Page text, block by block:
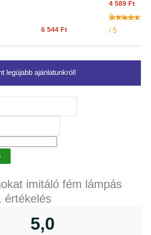
6 544 Ft
4 589 Ft
Értékelés:
/ 5
választhatók
ki
legújabb ajánlatunkról!
imitáló fém lámpás
értékelés
5,0